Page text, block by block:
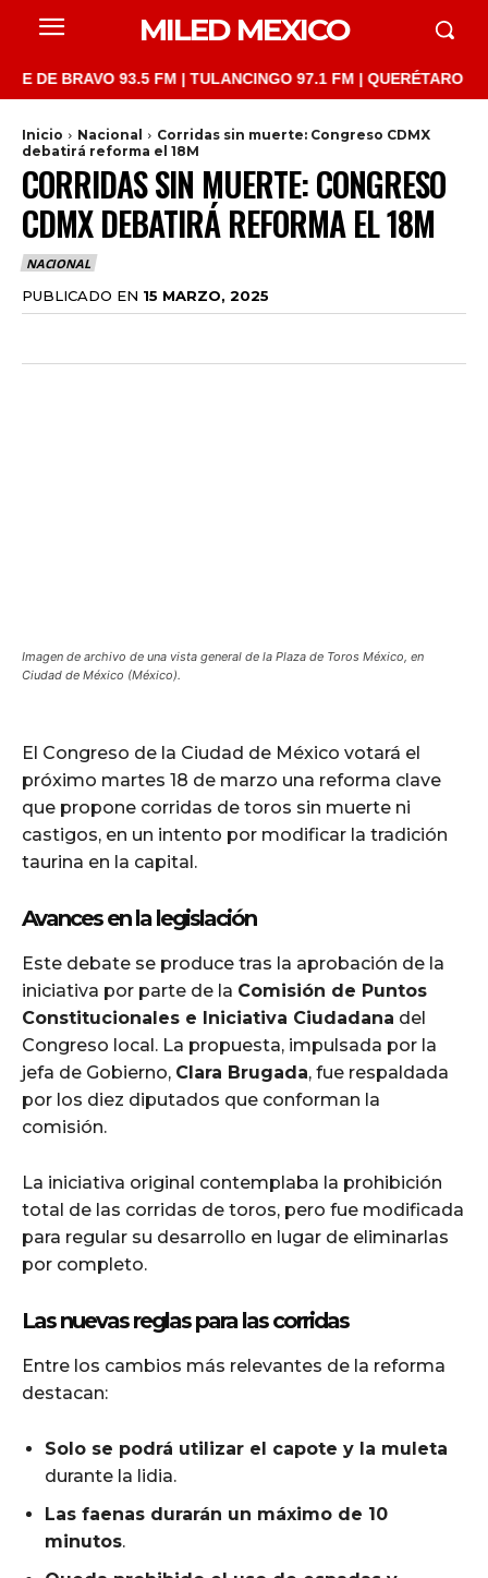
MILED MEXICO
93.5 FM | TULANCINGO 97.1 FM | QUERÉTARO 103.1
Inicio Nacional
Corridas sin muerte: Congreso CDMX
debatirá reforma el 18M
CORRIDAS SIN MUERTE: CONGRESO
CDMX DEBATIRÁ REFORMA EL 18M
NACIONAL
PUBLICADO EN 15 MARZO, 2025
Imagen de archivo de una vista general de la Plaza de Toros México, en
Ciudad de México (México).
El Congreso de la Ciudad de México votará el
próximo martes 18 de marzo una reforma clave
que propone corridas de toros sin muerte ni
castigos, en un intento por modificar la tradición
taurina en la capital.
Avances en la legislación
Este debate se produce tras la aprobación de la
iniciativa por parte de la Comisión de Puntos
Constitucionales e Iniciativa Ciudadana del
Congreso local. La propuesta, impulsada por la
jefa de Gobierno, Clara Brugada, fue respaldada
por los diez diputados que conforman la
comisión.
La iniciativa original contemplaba la prohibición
total de las corridas de toros, pero fue modificada
para regular su desarrollo en lugar de eliminarlas
por completo.
Las nuevas reglas para las corridas
Entre los cambios más relevantes de la reforma
destacan:
Solo se podrá utilizar el capote y la muleta
durante la lidia.
Las faenas durarán un máximo de 10
minutos.